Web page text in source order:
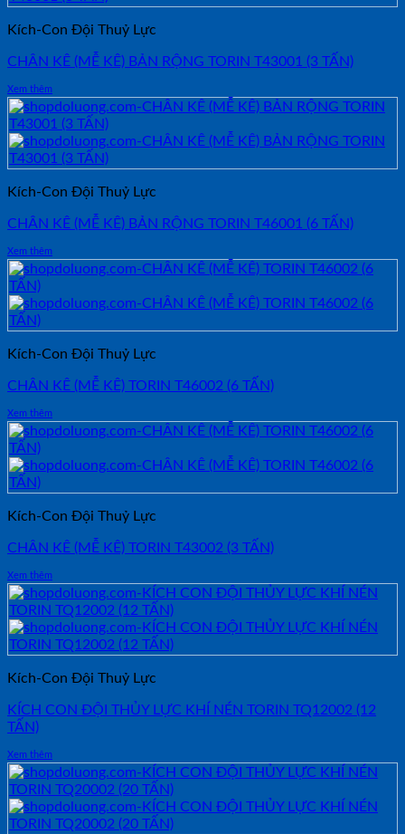
Kích-Con Đội Thuỷ Lực
CHÂN KÊ (MỄ KÊ) BẢN RỘNG TORIN T43001 (3 TẤN)
Xem thêm
Kích-Con Đội Thuỷ Lực
CHÂN KÊ (MỄ KÊ) BẢN RỘNG TORIN T46001 (6 TẤN)
Xem thêm
Kích-Con Đội Thuỷ Lực
CHÂN KÊ (MỄ KÊ) TORIN T46002 (6 TẤN)
Xem thêm
Kích-Con Đội Thuỷ Lực
CHÂN KÊ (MỄ KÊ) TORIN T43002 (3 TẤN)
Xem thêm
Kích-Con Đội Thuỷ Lực
KÍCH CON ĐỘI THỦY LỰC KHÍ NÉN TORIN TQ12002 (12
TẤN)
Xem thêm